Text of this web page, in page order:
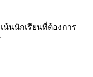
น้นนักเรียนที่ต้องการ